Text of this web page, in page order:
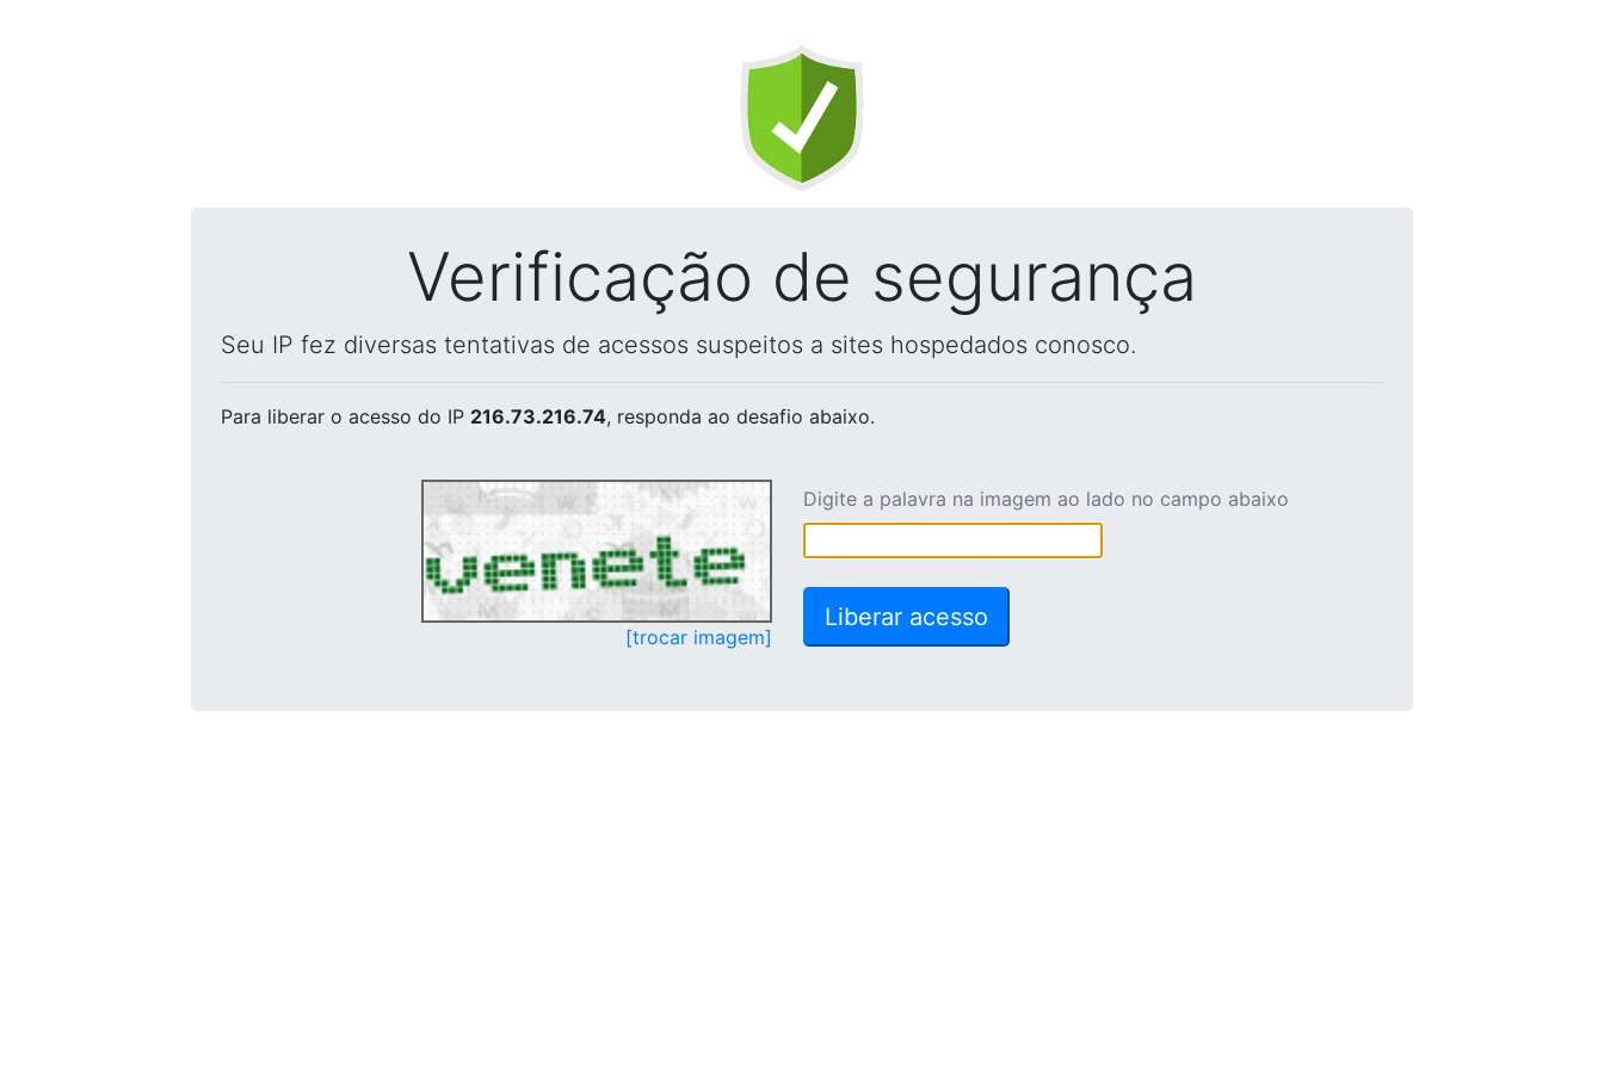
Verificação de segurança
Seu IP fez diversas tentativas de acessos suspeitos a sites hospedados conosco.
Para liberar o acesso do IP 216.73.216.74, responda ao desafio abaixo.
[trocar imagem]
Digite a palavra na imagem ao lado no campo abaixo